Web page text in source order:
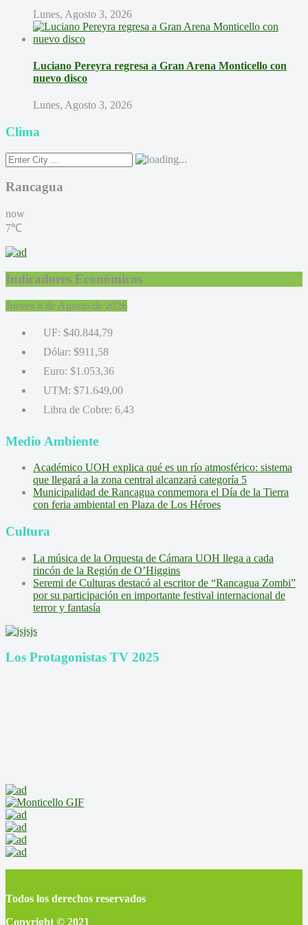
Lunes, Agosto 3, 2026
Luciano Pereyra regresa a Gran Arena Monticello con
nuevo disco
Lunes, Agosto 3, 2026
Clima
Rancagua
now
7℃
Indicadores Económicos
Jueves 6 de Agosto de 2026
UF: $40.844,79
Dólar: $911,58
Euro: $1.053,36
UTM: $71.649,00
Libra de Cobre: 6,43
Medio Ambiente
Académico UOH explica qué es un río atmosférico: sistema
que llegará a la zona central alcanzará categoría 5
Municipalidad de Rancagua conmemora el Día de la Tierra
con feria ambiental en Plaza de Los Héroes
Cultura
La música de la Orquesta de Cámara UOH llega a cada
rincón de la Región de O’Higgins
Seremi de Culturas destacó al escritor de “Rancagua Zombi”
por su participación en importante festival internacional de
terror y fantasía
Los Protagonistas TV 2025
Todos los derechos reservados
Copyright © 2021